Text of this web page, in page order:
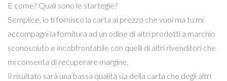
E come? Quali sono le startegie?
Semplice, io ti fornisco la carta al prezzo che vuoi ma tu mi
accompagni la fornitura ad un odine di altri prodotti a marchio
sconosciuto e incobfrontabile con quelli di altri rivenditori che
mi consenta di recuperare margine.
Il risultato sarà una bassa qualità sia della carta che degli altri